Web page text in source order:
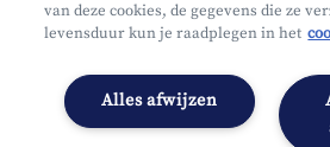
Onderworpen aan de controle van CDZ
Toegankelijkheidsverklaring
Cookies beheren
van deze cookies, de gegevens die ze
levensduur kun je raadplegen in het
Alles afwijzen